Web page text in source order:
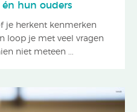
hun ouders
je herkent kenmerken
loop je met veel vragen
niet meteen ...